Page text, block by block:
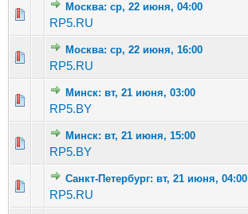
Москва: ср, 22 июня, 04:00
RP5.RU
Голосов: 3 - Средняя оценка: 2.33 из 5
123 45
Москва: ср, 22 июня, 16:00
RP5.RU
Голосов: 2 - Средняя оценка: 2.5 из 5
123 45
Минск: вт, 21 июня, 03:00
RP5.BY
Голосов: 1 - Средняя оценка: 1 из 5
12 345
Минск: вт, 21 июня, 15:00
RP5.BY
Голосов: 3 - Средняя оценка: 3 из 5
12 345
Санкт-Петербург: вт, 21 июня, 04:00
RP5.RU
Голосов: 2 - Средняя оценка: 3 из 5
1234 5